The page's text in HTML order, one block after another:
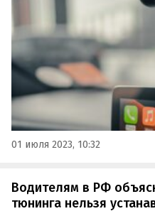
юридической компании
Петропольская.
01 июля 2023, 10:32
Водителям в РФ
тюнинга нельзя